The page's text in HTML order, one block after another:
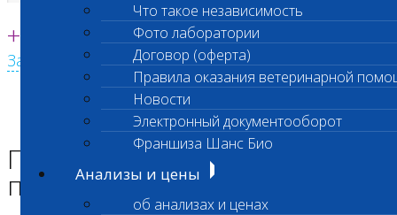
Единая круглосуточная справочная
+7 495 260 0 260
Заказать звонок с сайта
Что такое независимость
Фото лаборатории
Договор (оферта)
Правила оказания ветеринарной
Новости
Электронный документооборот
Франшиза Шанс Био
Анализы и цены
об анализах и ценах
Главная страница
О лаборатории
Премия Хрустальная пробирка
Премия Хрустальная
пробирка